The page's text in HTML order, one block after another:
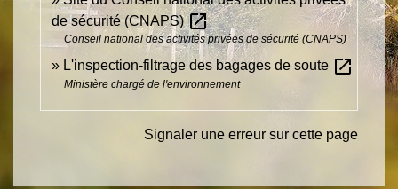
de sécurité (CNAPS)open_in_new
Conseil national des activités privées de sécurité (CNAPS)
L'inspection-filtrage des bagages de soute open_in_new
Ministère chargé de l'environnement
Signaler une erreur sur cette page